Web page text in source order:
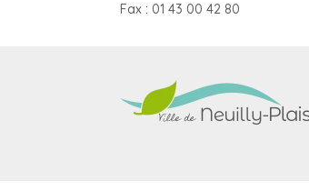
Fax : 01 43 00 42 80